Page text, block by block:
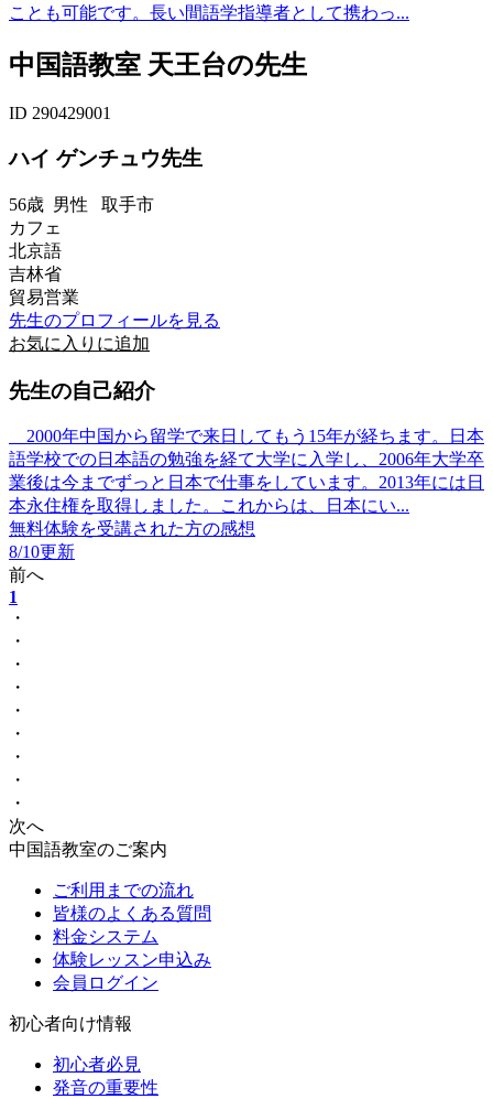
ことも可能です。長い間語学指導者として携わっ...
中国語教室 天王台の先生
ID 290429001
ハイ ゲンチュウ先生
56歳 男性 取手市
カフェ
北京語
吉林省
貿易営業
先生のプロフィールを見る
お気に入りに追加
先生の自己紹介
2000年中国から留学で来日してもう15年が経ちます。日本
語学校での日本語の勉強を経て大学に入学し、2006年大学卒
業後は今までずっと日本で仕事をしています。2013年には日
本永住権を取得しました。これからは、日本にい...
無料体験を受講された方の感想
8/10更新
前へ
1
・
・
・
・
・
・
・
・
・
次へ
中国語教室のご案内
ご利用までの流れ
皆様のよくある質問
料金システム
体験レッスン申込み
会員ログイン
初心者向け情報
初心者必見
発音の重要性